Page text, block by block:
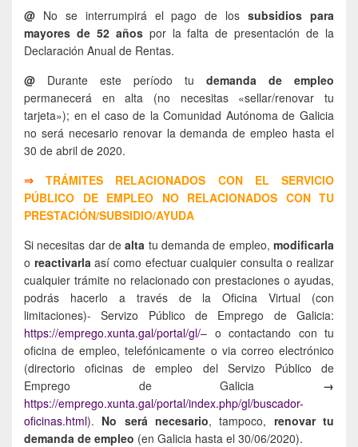
@ No se interrumpirá el pago de lossubsidios para
mayores de 52 añospor la falta de presentación de la
Declaración Anual de Rentas.
@ Durante este período tu demanda de empleo
permanecerá en alta (no necesitas «sellar/renovar tu
tarjeta»); en el caso de la Comunidad Autónoma de Galicia
no será necesario renovar la demanda de empleo hasta el
30 de abril de 2020.
⇒
TRÁMITES RELACIONADOS CON EL SERVICIO
PÚBLICO DE EMPLEO NO RELACIONADOS CON TU
PRESTACIÓN/SUBSIDIO/AYUDA
Si necesitas dar dealta tu demanda de empleo,modificarla
o reactivarla así como efectuar cualquier consulta o realizar
cualquier trámite no relacionado con prestaciones o ayudas,
podrás hacerlo a través de la Oficina Virtual (con
limitaciones)- Servizo Público de Emprego de Galicia:
https://emprego.xunta.gal/portal/gl/– o contactando con tu
oficina de empleo, telefónicamente o via correo electrónico
(directorio oficinas de empleo del Servizo Público de
Emprego de Galicia →
https://emprego.xunta.gal/portal/index.php/gl/buscador-
oficinas.html). No será necesario, tampoco, renovar tu
demanda de empleo (en Galicia hasta el 30/06/2020).